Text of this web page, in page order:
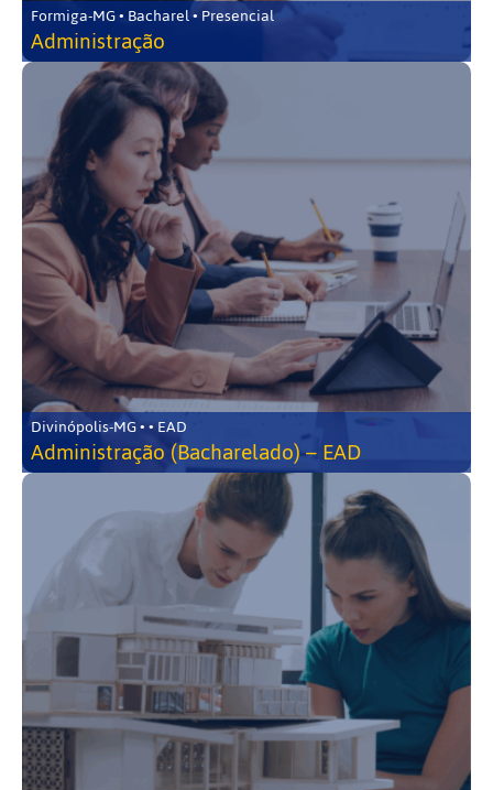
Formiga-MG • Bacharel • Presencial
Administração
Divinópolis-MG • • EAD
Administração (Bacharelado) – EAD